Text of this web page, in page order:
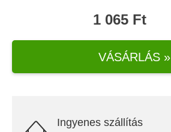
1 065 Ft
VÁSÁRLÁS »
Ingyenes szállítás